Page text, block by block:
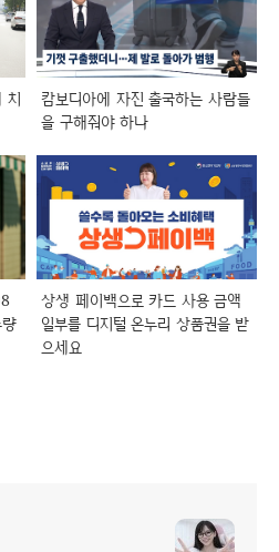
치
캄보디아에 자진 출국하는 사람들
을 구해줘야 하나
상생 페이백으로 카드 사용 금액
일부를 디지털 온누리 상품권을 받
으세요